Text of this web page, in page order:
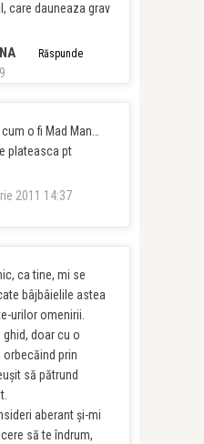
care dauneaza grav
Răspunde
o fi Mad Man…
plateasca pt
2011 14:37
ca tine, mi se
bâjbâielile astea
urilor omenirii.
ghid, doar cu o
orbecăind prin
să pătrund
aberant şi-mi
să te îndrum,